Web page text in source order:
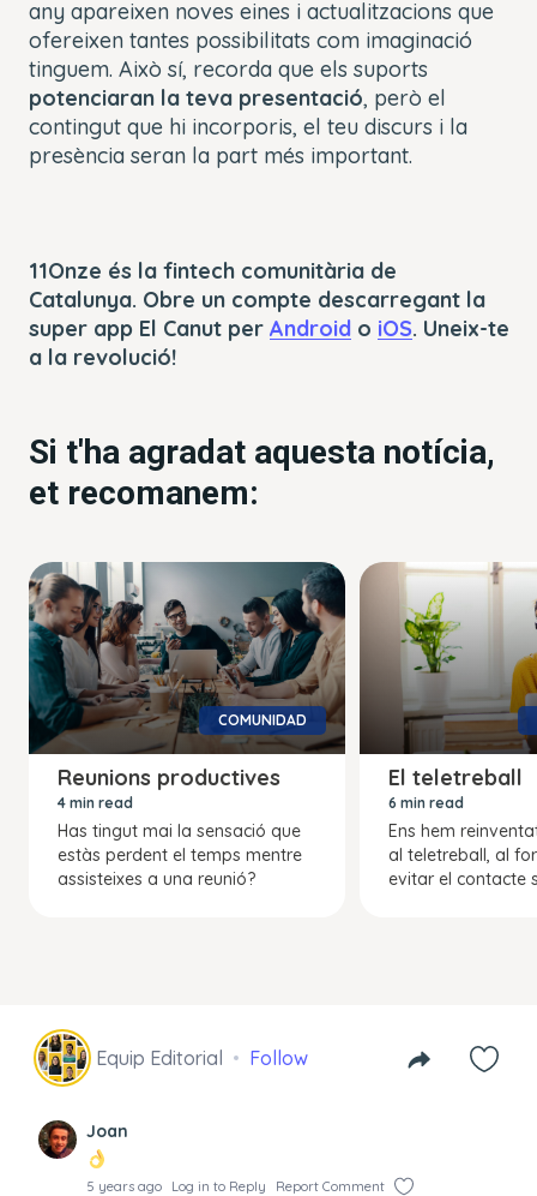
any apareixen noves eines i actualitzacions que
ofereixen tantes possibilitats com imaginació
tinguem. Això sí, recorda que els suports
potenciaran la teva presentació, però el
contingut que hi incorporis, el teu discurs i la
presència seran la part més important.
11Onze és la fintech comunitària de
Catalunya. Obre un compte descarregant la
super app El Canut per Android o iOS. Uneix-te
a la revolució!
Si t'ha agradat aquesta notícia,
et recomanem:
COMUNIDAD
Reunions productives
4 min read
Has tingut mai la sensació que
estàs perdent el temps mentre
assisteixes a una reunió?
El teletreball
6 min read
Ens hem
al teletreball, al
evitar el contacte
Equip Editorial Follow
Joan
5 years ago Log in to Reply Report Comment